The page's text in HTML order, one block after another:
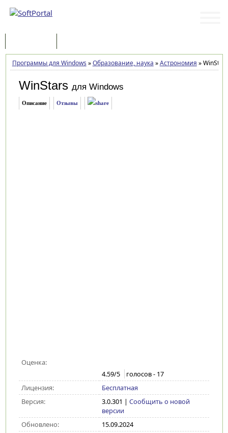
Программы для Windows »Образование, наука »Астрономия »
WinStars для Windows
Описание Отзывы
Оценка:
4.59/5 голосов - 17
Лицензия:
Бесплатная
Версия:
3.0.301 | Сообщить о новой
версии
Обновлено:
15.09.2024